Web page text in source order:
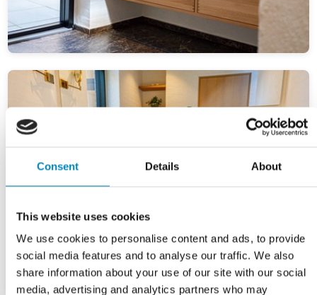
Consent Details About
This website uses cookies
We use cookies to personalise content and ads, to provide
social media features and to analyse our traffic. We also
share information about your use of our site with our social
media, advertising and analytics partners who may